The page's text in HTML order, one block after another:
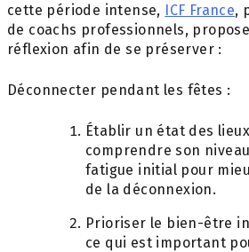
cette période intense, ICF France,
de coachs professionnels,
réflexion afin de se préserver :
Déconnecter pendant les fêtes :
Établir un état des
comprendre son
fatigue initial pour
de la déconnexion.
Prioriser le bien-être
ce qui est important